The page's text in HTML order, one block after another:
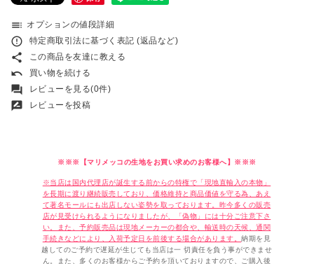
toc オプションの値段詳細
error_outline 特定商取引法に基づく表記 (返品など)
share この商品を友達に教える
undo 買い物を続ける
forum レビューを見る(0件)
rate_review レビューを投稿
※※※【マリメッコの生地をお買い求めのお客様へ】※※※
※当店は国内代理店が誕生する前からの特権で「現地直輸入の本物」
を長期に渡り継続販売しており、価格維持と商品価値を守る為、あえ
て著名モールにも出店しない姿勢を取っております。昨今多くの販売
店が見受けられるようになりましたが、「偽物」には十分ご注意下さ
い。また、予約販売品は現地メーカーの都合や、輸送時の天候、通関
手続きなどにより、入荷予定日を前後する場合があります。納期を見
越してのご予約で遅延が生じても当店は一 切責任を負う事ができませ
ん。また、多くのお客様からご予約を頂いておりますので、ご購入後